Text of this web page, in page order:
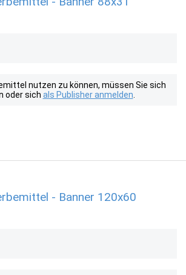
nutzen zu können, müssen Sie sich
oder sich als Publisher anmelden
- Banner 120x60